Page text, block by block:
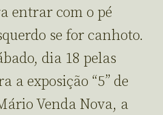
entrar com o pé
se for canhoto.
dia 18 pelas
a exposição “5” de
Venda Nova, a